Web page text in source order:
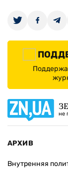
не
АРХИВ
Внутренняя